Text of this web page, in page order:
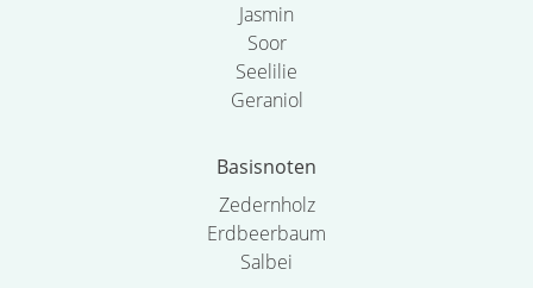
Jasmin
Soor
Seelilie
Geraniol
Basisnoten
Zedernholz
Erdbeerbaum
Salbei